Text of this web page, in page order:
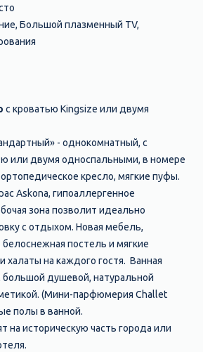
Большой плазменный TV,
с кроватью Kingsize или двумя
- однокомнатный, с
или двумя односпальными, в номере
кресло, мягкие пуфы.
Askona, гипоаллергенное
зона позволит идеально
с отдыхом. Новая мебель,
постель и мягкие
халаты на каждого гостя. Ванная
большой душевой, натуральной
(Мини-парфюмерия Challet
полы в ванной.
на историческую часть города или